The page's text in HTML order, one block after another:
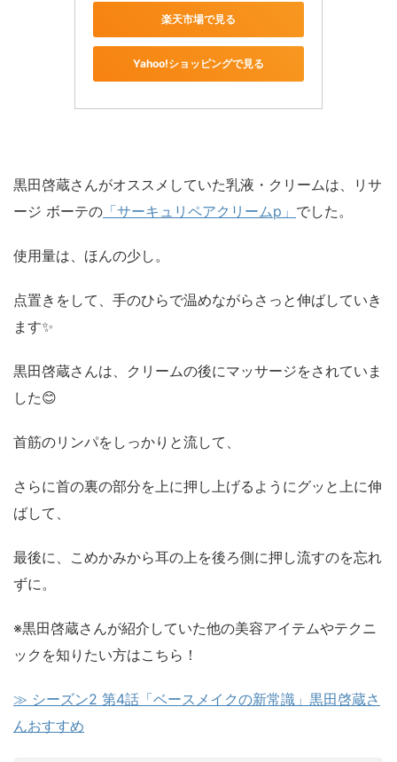
楽天市場で見る
Yahoo!ショッピングで見る
黒田啓蔵さんがオススメしていた乳液・クリームは、リサ
ージ ボーテの 「サーキュリペアクリームp」 でした。
使用量は、ほんの少し。
点置きをして、手のひらで温めながらさっと伸ばしていき
ます✨
黒田啓蔵さんは、クリームの後にマッサージをされていま
した😊
首筋のリンパをしっかりと流して、
さらに首の裏の部分を上に押し上げるようにグッと上に伸
ばして、
最後に、こめかみから耳の上を後ろ側に押し流すのを忘れ
ずに。
※黒田啓蔵さんが紹介していた他の美容アイテムやテクニ
ックを知りたい方はこちら！
≫ シーズン2 第4話「ベースメイクの新常識」黒田啓蔵さ
んおすすめ